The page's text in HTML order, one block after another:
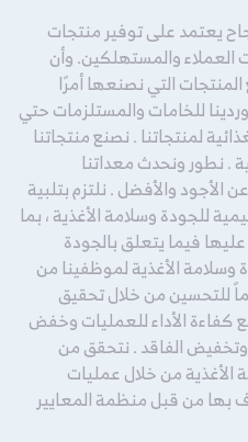
يعتمد على توفير منتجات
العملاء والمستهلكين. وأن
التي نصنعها أمرًا
للخامات والمستلزمات حتي
لمنتجاتنا . نصنع منتجاتنا
. نطور ونحدث معداتنا
الأجود والأفضل . نلتزم بتلبية
للجودة وسلامة الأغذية ، بما
فيما يتعلق بالجودة
وسلامة الأغذية لموظفينا من
للتحسين من خلال تحقيق
كفاءة الأداء للعمليات وخفض
الفاقد . نتحقق من
الأغذية من خلال عمليات
بها من قبل منظمة المعايير